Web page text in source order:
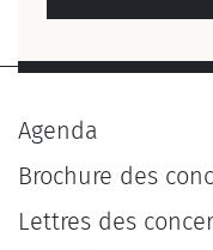
Agenda
Brochure des
Lettres des